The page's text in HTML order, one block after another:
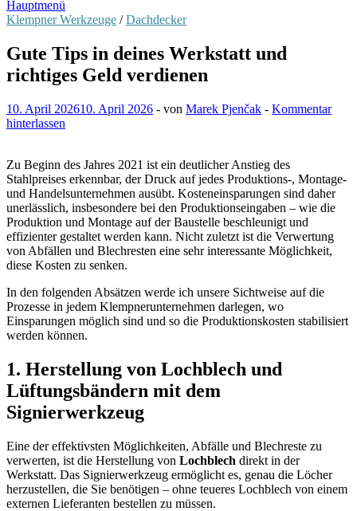
Hauptmenü
Klempner Werkzeuge /Dachdecker
Gute Tips in deines Werkstatt und
richtiges Geld verdienen
10. April 202610. April 2026 - von Marek Pjenčak - Kommentar
hinterlassen
Zu Beginn des Jahres 2021 ist ein deutlicher Anstieg des
Stahlpreises erkennbar, der Druck auf jedes Produktions-, Montage-
und Handelsunternehmen ausübt. Kosteneinsparungen sind daher
unerlässlich, insbesondere bei den Produktionseingaben – wie die
Produktion und Montage auf der Baustelle beschleunigt und
effizienter gestaltet werden kann. Nicht zuletzt ist die Verwertung
von Abfällen und Blechresten eine sehr interessante Möglichkeit,
diese Kosten zu senken.
In den folgenden Absätzen werde ich unsere Sichtweise auf die
Prozesse in jedem Klempnerunternehmen darlegen, wo
Einsparungen möglich sind und so die Produktionskosten stabilisiert
werden können.
1. Herstellung von Lochblech und
Lüftungsbändern mit dem
Signierwerkzeug
Eine der effektivsten Möglichkeiten, Abfälle und Blechreste zu
verwerten, ist die Herstellung von Lochblech direkt in der
Werkstatt. Das Signierwerkzeug ermöglicht es, genau die Löcher
herzustellen, die Sie benötigen – ohne teueres Lochblech von einem
externen Lieferanten bestellen zu müssen.